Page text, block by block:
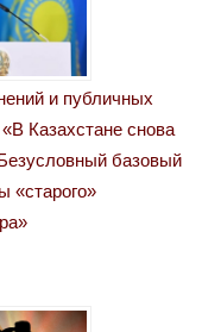
и публичных
Казахстане снова
базовый
«старого»